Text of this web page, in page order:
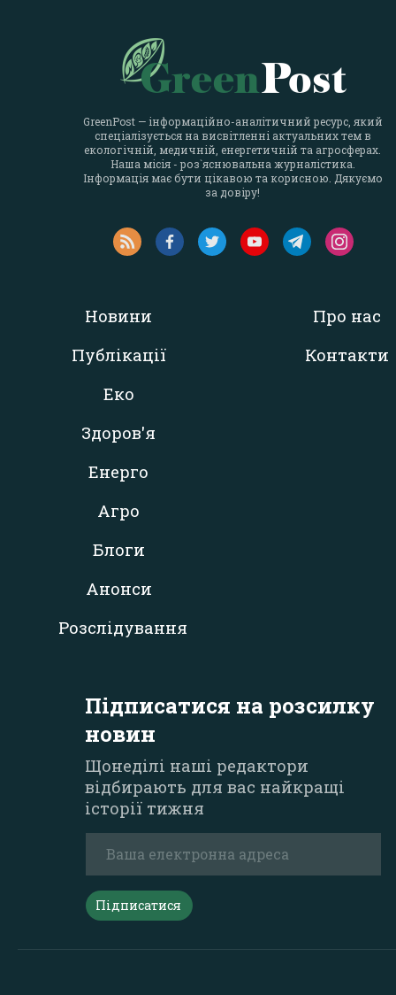
GreenPost — інформаційно-аналітичний ресурс, який
спеціалізується на висвітленні актуальних тем в
екологічній, медичній, енергетичній та агросферах.
Наша місія - роз`яснювальна журналістика.
Інформація має бути цікавою та корисною. Дякуємо
за довіру!
Новини
Публікації
Еко
Здоров'я
Енерго
Агро
Блоги
Анонси
Розслідування
Про нас
Контакти
Підписатися на розсилку
новин
Щонеділі наші редактори
відбирають для вас найкращі
історії тижня
Підписатися